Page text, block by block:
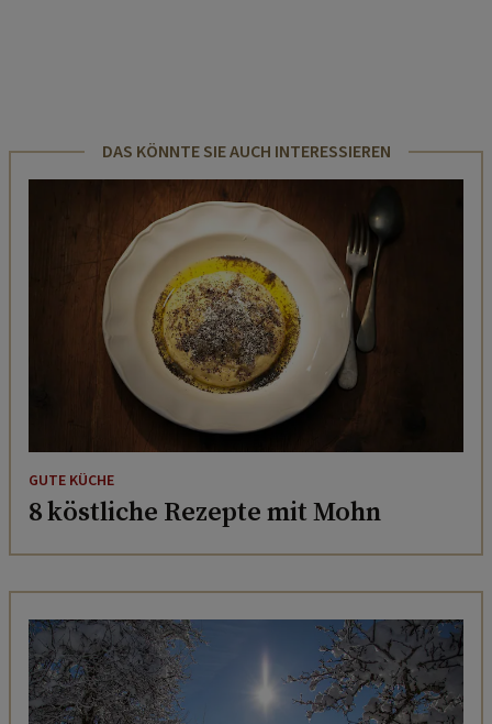
DAS KÖNNTE SIE AUCH INTERESSIEREN
GUTE KÜCHE
8 köstliche Rezepte mit Mohn